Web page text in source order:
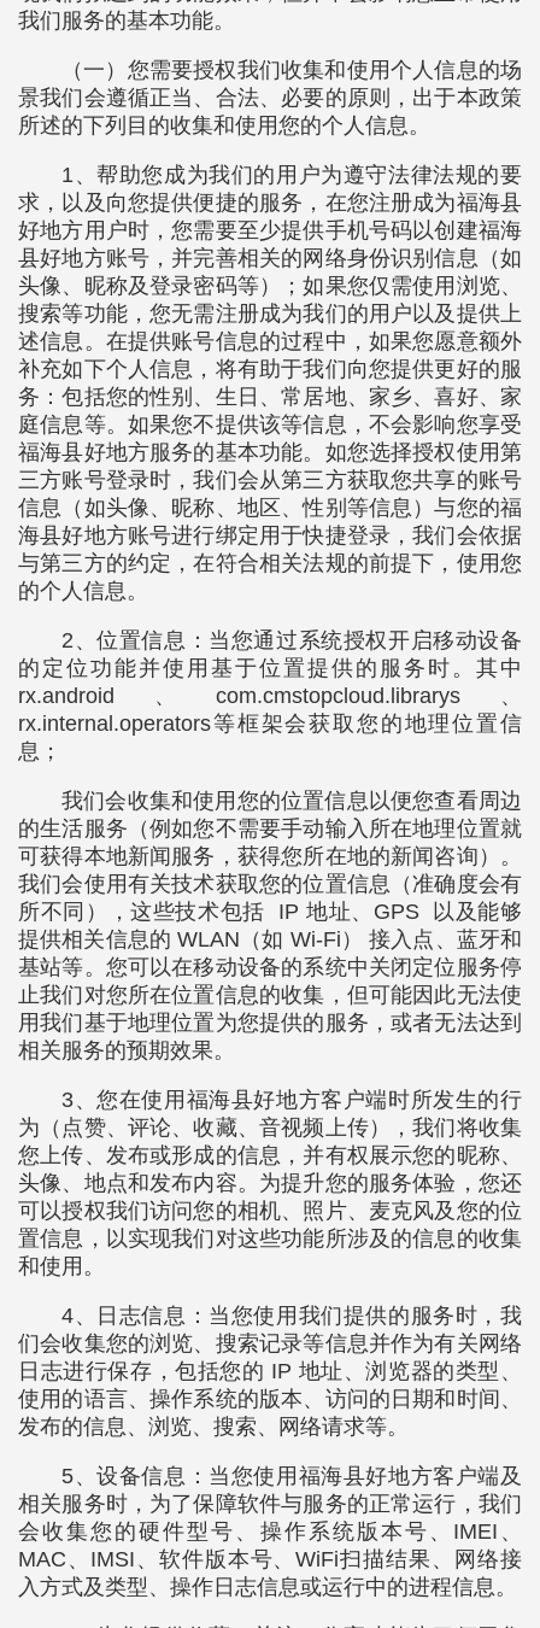
我们服务的基本功能。
（一）您需要授权我们收集和使用个人信息的场
景我们会遵循正当、合法、必要的原则，出于本政策
所述的下列目的收集和使用您的个人信息。
1、帮助您成为我们的用户为遵守法律法规的要
求，以及向您提供便捷的服务，在您注册成为福海县
好地方用户时，您需要至少提供手机号码以创建福海
县好地方账号，并完善相关的网络身份识别信息（如
头像、昵称及登录密码等）；如果您仅需使用浏览、
搜索等功能，您无需注册成为我们的用户以及提供上
述信息。在提供账号信息的过程中，如果您愿意额外
补充如下个人信息，将有助于我们向您提供更好的服
务：包括您的性别、生日、常居地、家乡、喜好、家
庭信息等。如果您不提供该等信息，不会影响您享受
福海县好地方服务的基本功能。如您选择授权使用第
三方账号登录时，我们会从第三方获取您共享的账号
信息（如头像、昵称、地区、性别等信息）与您的福
海县好地方账号进行绑定用于快捷登录，我们会依据
与第三方的约定，在符合相关法规的前提下，使用您
的个人信息。
2、位置信息：当您通过系统授权开启移动设备
的定位功能并使用基于位置提供的服务时。其中
rx.android、com.cmstopcloud.librarys、
rx.internal.operators等框架会获取您的地理位置信
息；
我们会收集和使用您的位置信息以便您查看周边
的生活服务（例如您不需要手动输入所在地理位置就
可获得本地新闻服务，获得您所在地的新闻咨询）。
我们会使用有关技术获取您的位置信息（准确度会有
所不同），这些技术包括 IP 地址、GPS 以及能够
提供相关信息的 WLAN（如 Wi-Fi） 接入点、蓝牙和
基站等。您可以在移动设备的系统中关闭定位服务停
止我们对您所在位置信息的收集，但可能因此无法使
用我们基于地理位置为您提供的服务，或者无法达到
相关服务的预期效果。
3、您在使用福海县好地方客户端时所发生的行
为（点赞、评论、收藏、音视频上传），我们将收集
您上传、发布或形成的信息，并有权展示您的昵称、
头像、地点和发布内容。为提升您的服务体验，您还
可以授权我们访问您的相机、照片、麦克风及您的位
置信息，以实现我们对这些功能所涉及的信息的收集
和使用。
4、日志信息：当您使用我们提供的服务时，我
们会收集您的浏览、搜索记录等信息并作为有关网络
日志进行保存，包括您的 IP 地址、浏览器的类型、
使用的语言、操作系统的版本、访问的日期和时间、
发布的信息、浏览、搜索、网络请求等。
5、设备信息：当您使用福海县好地方客户端及
相关服务时，为了保障软件与服务的正常运行，我们
会收集您的硬件型号、操作系统版本号、IMEI、
MAC、IMSI、软件版本号、WiFi扫描结果、网络接
入方式及类型、操作日志信息或运行中的进程信息。